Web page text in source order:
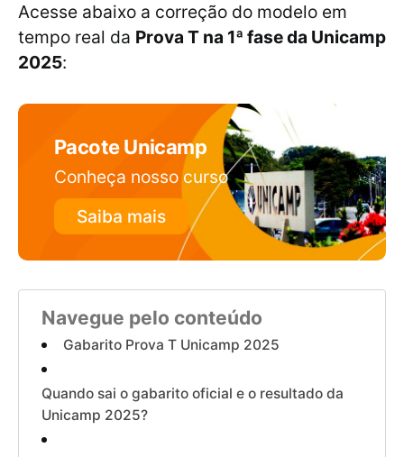
Acesse abaixo a correção do modelo em
tempo real da Prova T na 1ª fase da Unicamp
2025:
Pacote Unicamp
Conheça nosso curso
Saiba mais
Navegue pelo conteúdo
Gabarito Prova T Unicamp 2025
Quando sai o gabarito oficial e o resultado da
Unicamp 2025?